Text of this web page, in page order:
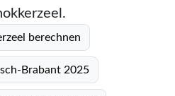
berechnen
Brabant 2025